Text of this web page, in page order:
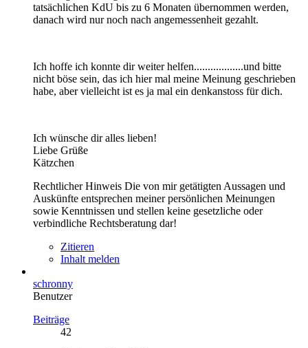
tatsächlichen KdU bis zu 6 Monaten übernommen werden,
danach wird nur noch nach angemessenheit gezahlt.
Ich hoffe ich konnte dir weiter helfen..................und bitte
nicht böse sein, das ich hier mal meine Meinung geschrieben
habe, aber vielleicht ist es ja mal ein denkanstoss für dich.
Ich wünsche dir alles lieben!
Liebe Grüße
Kätzchen
Rechtlicher Hinweis Die von mir getätigten Aussagen und
Auskünfte entsprechen meiner persönlichen Meinungen
sowie Kenntnissen und stellen keine gesetzliche oder
verbindliche Rechtsberatung dar!
Zitieren
Inhalt melden
schronny
Benutzer
Beiträge
42